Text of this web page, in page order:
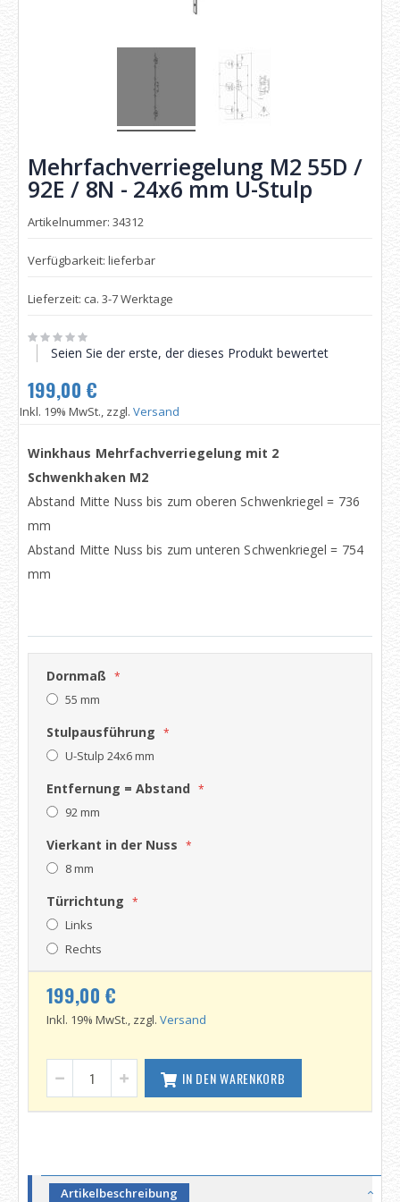
Mehrfachverriegelung M2 55D /
92E / 8N - 24x6 mm U-Stulp
Artikelnummer: 34312
Verfügbarkeit: lieferbar
Lieferzeit: ca. 3-7 Werktage
Seien Sie der erste, der dieses Produkt bewertet
199,00 €
Inkl. 19% MwSt., zzgl. Versand
Winkhaus Mehrfachverriegelung mit 2
Schwenkhaken M2
Abstand Mitte Nuss bis zum oberen Schwenkriegel = 736
mm
Abstand Mitte Nuss bis zum unteren Schwenkriegel = 754
mm
Dornmaß
55 mm
Stulpausführung
U-Stulp 24x6 mm
Entfernung = Abstand
92 mm
Vierkant in der Nuss
8 mm
Türrichtung
Links
Rechts
199,00 €
Inkl. 19% MwSt., zzgl. Versand
IN DEN WARENKORB
Artikelbeschreibung